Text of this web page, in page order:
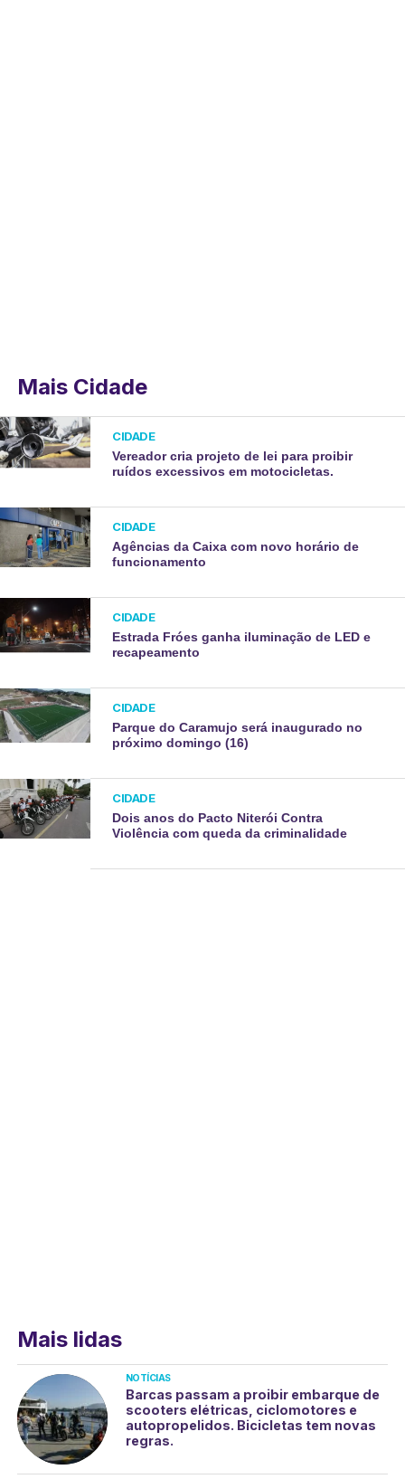
Mais Cidade
CIDADE
Vereador cria projeto de lei para proibir
ruídos excessivos em motocicletas.
CIDADE
Agências da Caixa com novo horário de
funcionamento
CIDADE
Estrada Fróes ganha iluminação de LED e
recapeamento
CIDADE
Parque do Caramujo será inaugurado no
próximo domingo (16)
CIDADE
Dois anos do Pacto Niterói Contra
Violência com queda da criminalidade
Mais lidas
NOTÍCIAS
Barcas passam a proibir embarque de
scooters elétricas, ciclomotores e
autopropelidos. Bicicletas tem novas
regras.